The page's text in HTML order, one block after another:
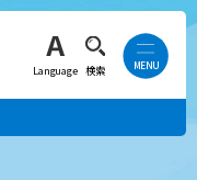
Language 検索